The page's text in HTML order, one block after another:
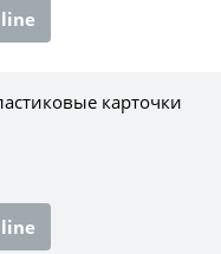
карточки